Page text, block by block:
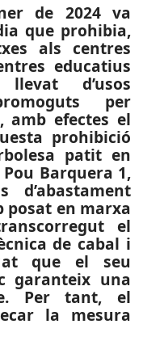
de 2024 va
que prohibia,
als centres
educatius
d’usos
per
amb efectes el
prohibició
patit en
Barquera 1,
posat en marxa
el
de cabal i
que el seu
garanteix una
Per tant, el
la mesura